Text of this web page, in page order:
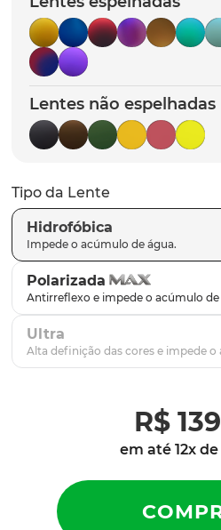
Lentes não espelhadas
Tipo da Lente
Hidrofóbica
Polarizada
Ultra
R$ 139
em até 12x de
5º chaves
6º t-shock
7º gasket
8º parafusos
9º latch